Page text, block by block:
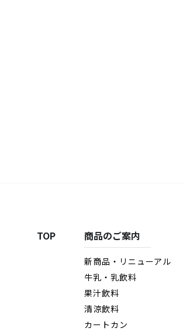
TOP 商品のご案内
新商品・リニューアル
牛乳・乳飲料
果汁飲料
清涼飲料
カートカン